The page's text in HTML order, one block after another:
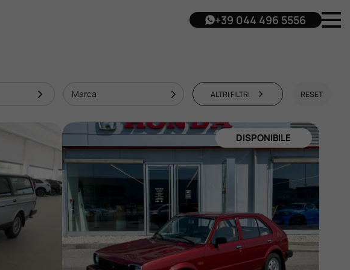
+39 044 496 5556
Marca ALTRI FILTRI RESET
DISPONIBILE